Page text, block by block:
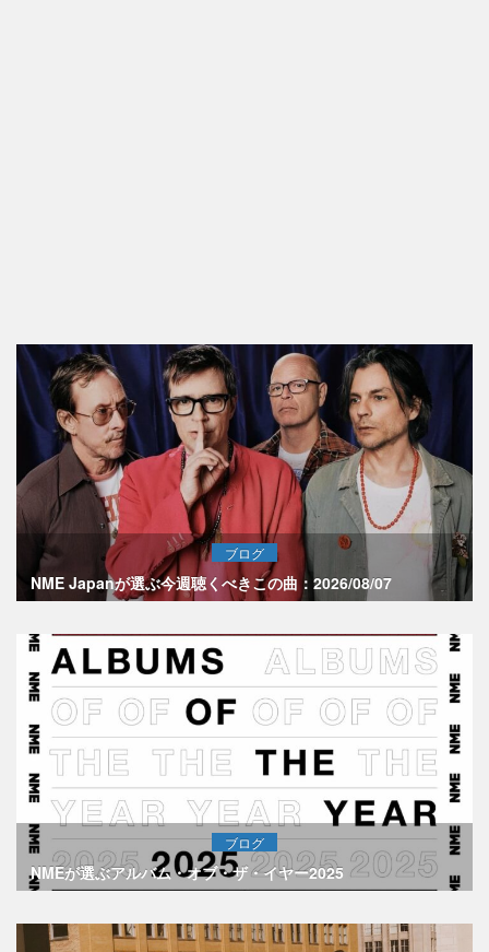
ブログ
NME Japanが選ぶ今週聴くべきこの曲：2026/08/07
ブログ
NMEが選ぶアルバム・オブ・ザ・イヤー2025